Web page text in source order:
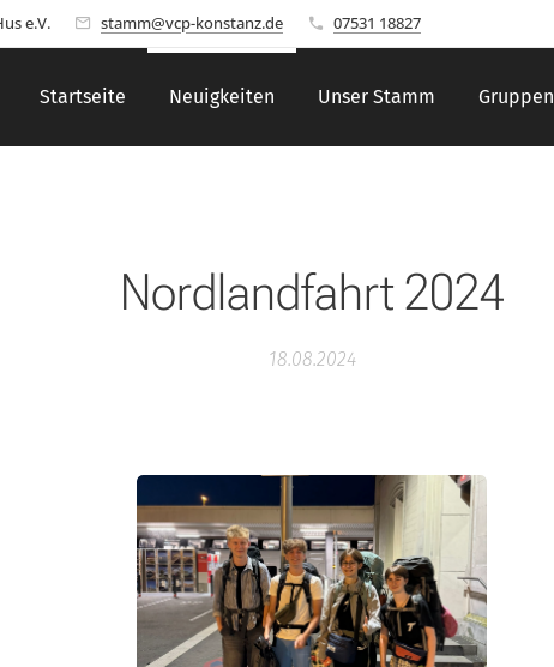
e.V. stamm@vcp-konstanz.de 07531 18827
Startseite Neuigkeiten Unser Stamm Gruppen
Nordlandfahrt 2024
18.08.2024